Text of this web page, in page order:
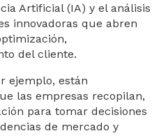
Artificial (IA) y el análisis
innovadoras que abren
del cliente.
ejemplo, están
las empresas recopilan,
para tomar decisiones
de mercado y